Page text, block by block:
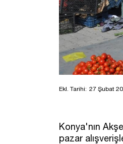
Ekl. Tarihi: 27 Şubat
Konya'nın
pazar